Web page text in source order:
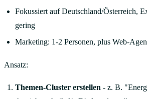
Fokussiert auf Deutschland/Österreich,
gering
Marketing: 1-2 Personen, plus Web-
Ansatz:
Themen-Cluster erstellen - z. B.